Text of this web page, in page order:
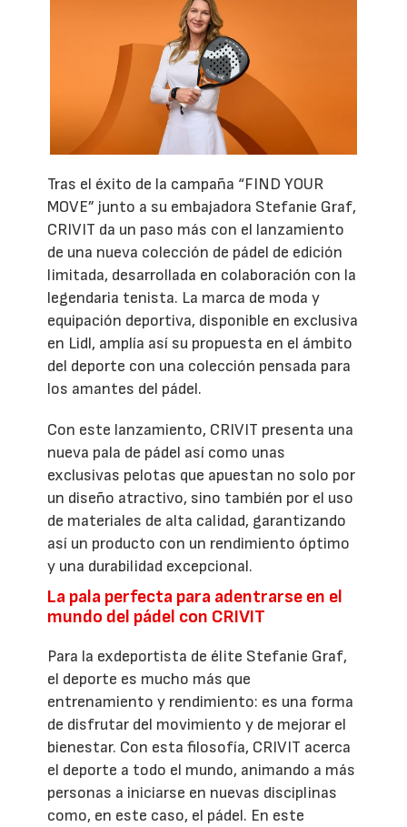
Tras el éxito de la campaña “FIND YOUR
MOVE” junto a su embajadora Stefanie Graf,
CRIVIT da un paso más con el lanzamiento
de una nueva colección de pádel de edición
limitada, desarrollada en colaboración con la
legendaria tenista. La marca de moda y
equipación deportiva, disponible en exclusiva
en Lidl, amplía así su propuesta en el ámbito
del deporte con una colección pensada para
los amantes del pádel.
Con este lanzamiento, CRIVIT presenta una
nueva pala de pádel así como unas
exclusivas pelotas que apuestan no solo por
un diseño atractivo, sino también por el uso
de materiales de alta calidad, garantizando
así un producto con un rendimiento óptimo
y una durabilidad excepcional.
La pala perfecta para adentrarse en el
mundo del pádel con CRIVIT
Para la exdeportista de élite Stefanie Graf,
el deporte es mucho más que
entrenamiento y rendimiento: es una forma
de disfrutar del movimiento y de mejorar el
bienestar. Con esta filosofía, CRIVIT acerca
el deporte a todo el mundo, animando a más
personas a iniciarse en nuevas disciplinas
como, en este caso, el pádel. En este